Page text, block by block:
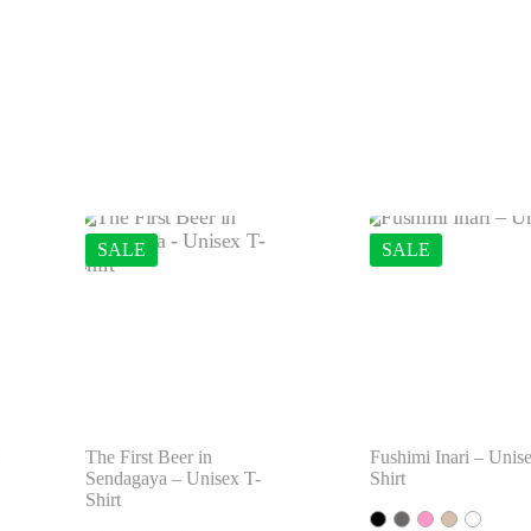
SALE
The First Beer in
Sendagaya – Unisex T-
Shirt
SALE
Fushimi Inari –
Shirt